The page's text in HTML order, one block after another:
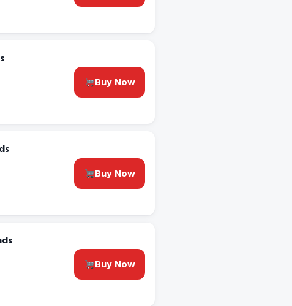
Buy Now
Buy Now
Buy Now